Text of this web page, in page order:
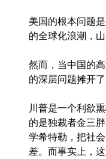
美国的根本问题
的全球化浪潮，
然而，当中国的
的深层问题摊开
川普是一个利欲
的是独裁者金三
学希特勒，把社
差。而事实上，这